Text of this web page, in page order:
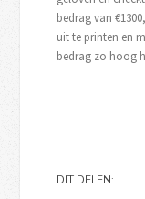
bedrag van
uit te printen en
bedrag zo hoog
DIT DELEN: